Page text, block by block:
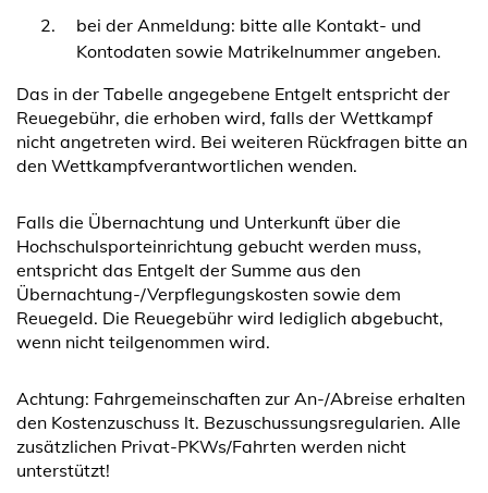
bei der Anmeldung: bitte alle Kontakt- und
Kontodaten sowie Matrikelnummer angeben.
Das in der Tabelle angegebene Entgelt entspricht der
Reuegebühr, die erhoben wird, falls der Wettkampf
nicht angetreten wird. Bei weiteren Rückfragen bitte an
den Wettkampfverantwortlichen wenden.
Falls die Übernachtung und Unterkunft über die
Hochschulsporteinrichtung gebucht werden muss,
entspricht das Entgelt der Summe aus den
Übernachtung-/Verpflegungskosten sowie dem
Reuegeld. Die Reuegebühr wird lediglich abgebucht,
wenn nicht teilgenommen wird.
Achtung: Fahrgemeinschaften zur An-/Abreise erhalten
den Kostenzuschuss lt. Bezuschussungsregularien. Alle
zusätzlichen Privat-PKWs/Fahrten werden nicht
unterstützt!